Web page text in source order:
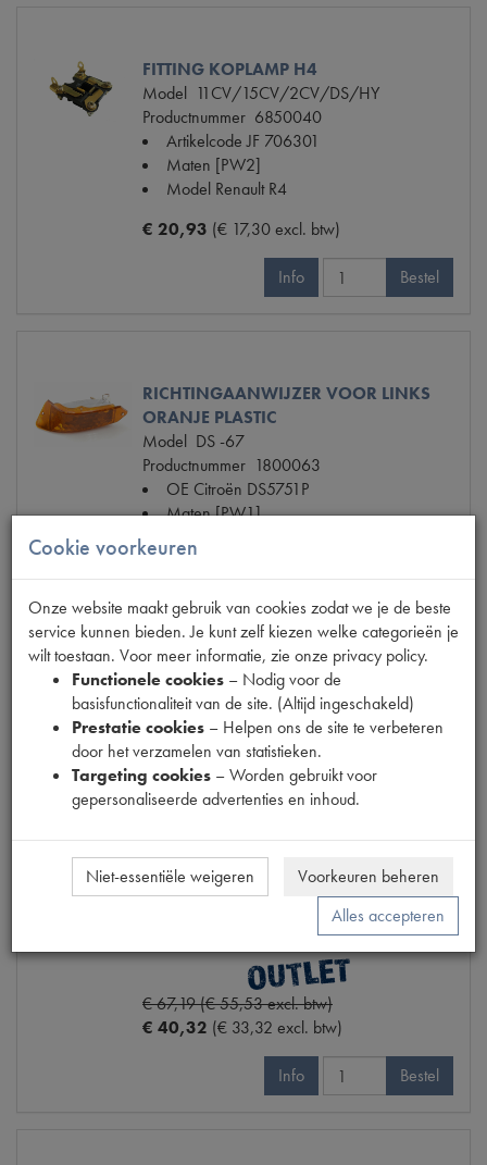
FITTING KOPLAMP H4
Model 11CV/15CV/2CV/DS/HY
Productnummer 6850040
Artikelcode JF 706301
Maten [PW2]
Model Renault R4
€ 20,93 (€ 17,30 excl. btw)
Info Bestel
RICHTINGAANWIJZER VOOR LINKS
ORANJE PLASTIC
Model DS -67
Productnummer 1800063
OE Citroën DS5751P
Maten[PW1]
€ 67,19 (€ 55,53 excl. btw)
€ 40,32(€ 33,32 excl. btw)
Info
RICHTINGAANWIJZER VOOR RECHTS
ModelDS -67
Productnummer1800064
OE CitroënDS5751Q
€ 67,19 (€ 55,53 excl. btw)
€ 40,32 (€ 33,32 excl. btw)
Info Bestel
Cookie voorkeuren
Onze website maakt gebruik van cookies zodat we je de beste
service kunnen bieden. Je kunt zelf kiezen welke categorieën je
wilt toestaan. Voor meer informatie, zie onze privacy policy.
Functionele cookies – Nodig voor de
basisfunctionaliteit van de site. (Altijd ingeschakeld)
Prestatie cookies – Helpen ons de site te verbeteren
door het verzamelen van statistieken.
Targeting cookies – Worden gebruikt voor
gepersonaliseerde advertenties en inhoud.
Niet-essentiële weigeren
Voorkeuren beheren
Alles accepteren